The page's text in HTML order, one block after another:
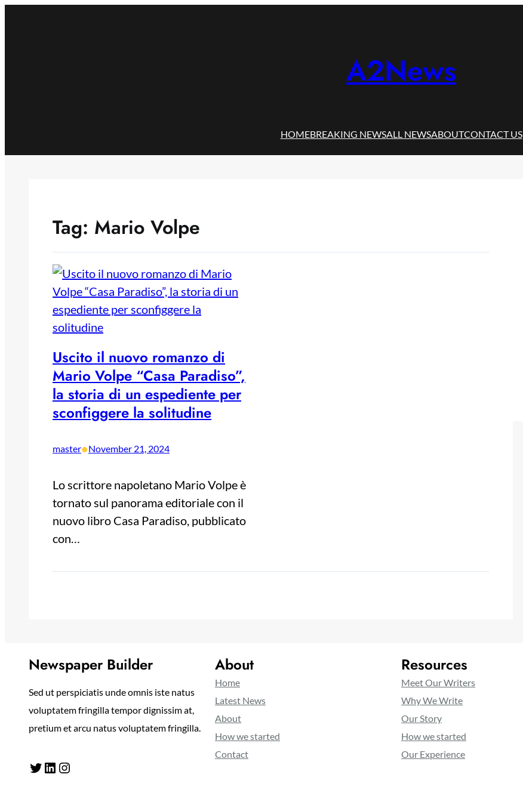
A2News
HOMEBREAKING NEWSALL NEWSABOUTCONTACT US
Tag: Mario Volpe
Uscito il nuovo romanzo di
Mario Volpe “Casa Paradiso”,
la storia di un espediente per
sconfiggere la solitudine
master•November 21, 2024
Lo scrittore napoletano Mario Volpe è
tornato sul panorama editoriale con il
nuovo libro Casa Paradiso, pubblicato
con…
Newspaper Builder
Sed ut perspiciatis unde omnis iste natus
voluptatem fringilla tempor dignissim at,
pretium et arcu natus voluptatem fringilla.
Twitter LinkedIn Instagram
About
Home
Latest News
About
How we started
Contact
Resources
Meet Our Writers
Why We Write
Our Story
How we started
Our Experience